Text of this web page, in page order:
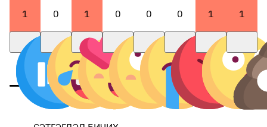
1 0 1 0 0 0 1 1